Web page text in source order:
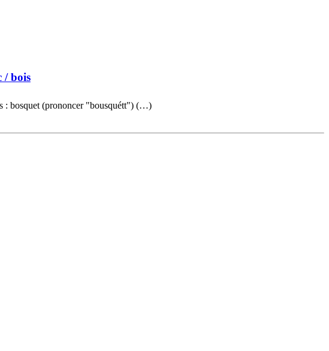
/ bois
: bosquet (prononcer "bousquétt") (…)